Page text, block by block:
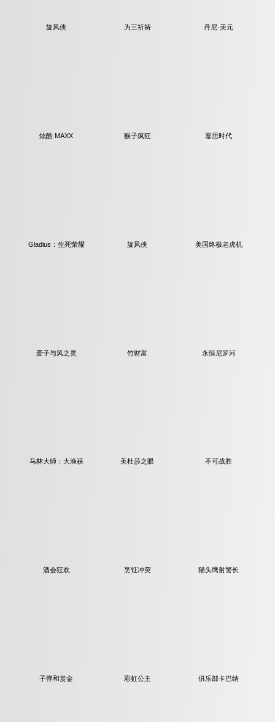
旋风侠 为三祈祷 丹尼·美元
炫酷 MAXX 猴子疯狂 塞思时代
Gladius：生死荣耀 旋风侠 美国终极老虎机
爱子与风之灵 竹财富 永恒尼罗河
马林大师：大渔获 美杜莎之眼 不可战胜
酒会狂欢 烹饪冲突 猫头鹰射警长
子弹和赏金 彩虹公主 俱乐部卡巴纳